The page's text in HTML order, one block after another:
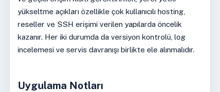
yükseltme açıkları özellikle çok kullanıcılı hosting,
reseller ve SSH erişimi verilen yapılarda öncelik
kazanır. Her iki durumda da versiyon kontrolü, log
incelemesi ve servis davranışı birlikte ele alınmalıdır.
Uygulama Notları